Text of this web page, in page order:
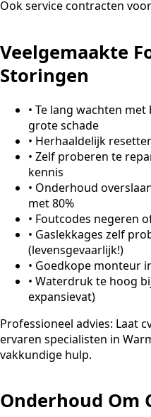
Ook service contracten
Veelgemaakte
Storingen
• Te lang wachten
grote schade
• Herhaaldelijk
• Zelf proberen te
kennis
• Onderhoud
met 80%
• Foutcodes negeren
• Gaslekkages zelf
(levensgevaarlijk!)
• Goedkope monteur
• Waterdruk te hoog
expansievat)
Professioneel advies: Laat
ervaren specialisten in
vakkundige hulp.
Onderhoud Om